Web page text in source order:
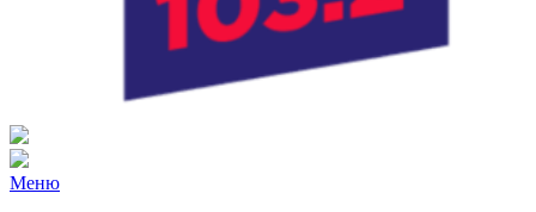
Радио ХИТ FM Курган
103.2 FM
Меню